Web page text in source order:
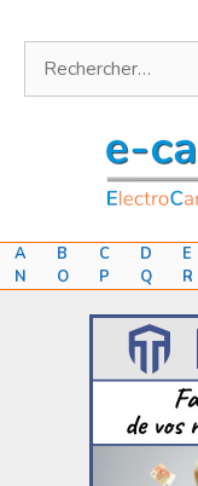
contenu
A B C D E
N
O P Q R